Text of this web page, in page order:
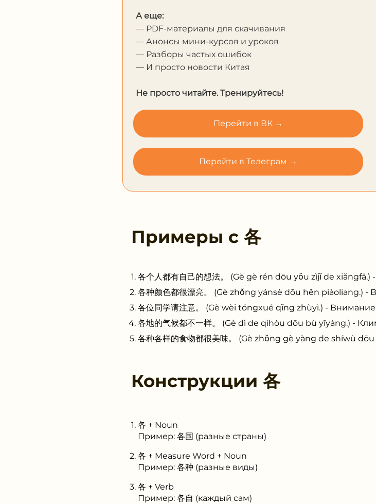
А еще:
— PDF-материалы для скачивания
— Анонсы мини-курсов и уроков
— Разборы частых ошибок
— И просто новости Китая
Не просто читайте. Тренируйтесь!
Перейти в ВК →
Перейти в Телеграм →
Примеры с 各
各个人都有自己的想法。 (Gè gè rén dōu yǒu zìjǐ de
各种颜色都很漂亮。 (Gè zhǒng yánsè dōu hěn piàoliang.) -
各位同学请注意。 (Gè wèi tóngxué qǐng zhùyì.) -
各地的气候都不一样。 (Gè dì de qìhòu dōu bù yīyàng.) -
各种各样的食物都很美味。 (Gè zhǒng gè yàng de shíwù
Конструкции 各
各 + Noun
Пример: 各国 (разные страны)
各 + Measure Word + Noun
Пример: 各种 (разные виды)
各 + Verb
Пример: 各自 (каждый сам)